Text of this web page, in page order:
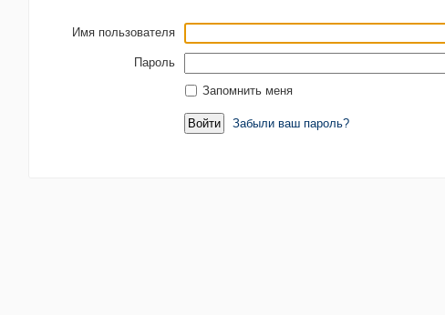
Имя пользователя
Пароль
Запомнить меня
Забыли ваш пароль?